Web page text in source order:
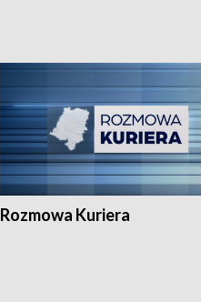
Rozmowa Kuriera